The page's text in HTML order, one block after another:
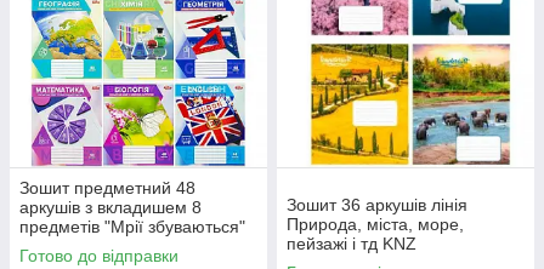
Зошит предметний 48
аркушів з вкладишем 8
предметів "Мрії збуваються"
KNZ
Готово до відправки
Зошит 36 аркушів лінія
Природа, міста, море,
пейзажі і тд KNZ